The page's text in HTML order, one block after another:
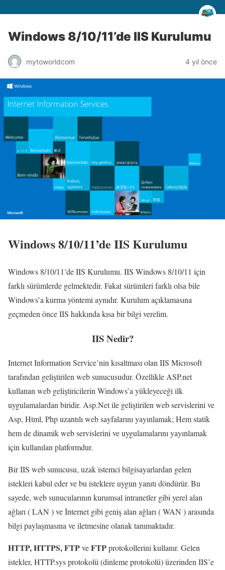
Windows 8/10/11’de IIS Kurulumu
mytoworldcom 4 yıl önce
Windows 8/10/11’de IIS Kurulumu
Windows 8/10/11’de IIS Kurulumu. IIS Windows 8/10/11 için
farklı sürümlerde gelmektedir. Fakat sürümleri farklı olsa bile
Windows’a kurma yöntemi aynıdır. Kurulum açıklamasına
geçmeden önce IIS hakkında kısa bir bilgi verelim.
IIS Nedir?
Internet Information Service’nin kısaltması olan IIS Microsoft
tarafından geliştirilen web sunucusudur. Özellikle ASP.net
kullanan web geliştiricilerin Windows’a yükleyeceği ilk
uygulamalardan biridir. Asp.Net ile geliştirilen web servislerini ve
Asp, Html, Php uzantılı web sayfalarını yayınlamak; Hem statik
hem de dinamik web servislerini ve uygulamalarını yayınlamak
için kullanılan platformdur.
Bir IIS web sunucusu, uzak istemci bilgisayarlardan gelen
istekleri kabul eder ve bu isteklere uygun yanıtı döndürür. Bu
sayede, web sunucularının kurumsal intranetler gibi yerel alan
ağları ( LAN ) ve İnternet gibi geniş alan ağları ( WAN ) arasında
bilgi paylaşmasına ve iletmesine olanak tanımaktadır.
HTTP, HTTPS, FTPveFTPprotokollerini kullanır. Gelen
istekler, HTTP.sys protokolü (dinleme protokolü) üzerinden IIS’e